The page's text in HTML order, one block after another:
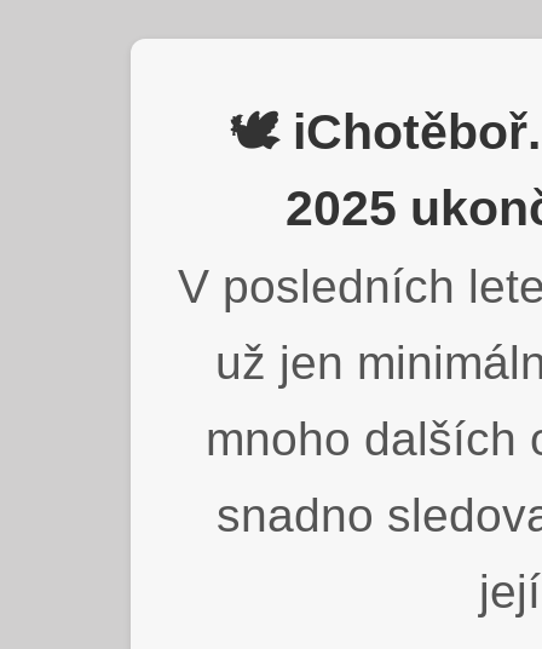
🕊️
2025
V posledních
už jen
mnoho dalších
snadno